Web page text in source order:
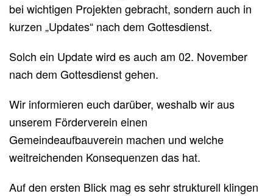
bei wichtigen Projekten gebracht, sondern auch in
kurzen „Updates“ nach dem Gottesdienst.
Solch ein Update wird es auch am 02. November
nach dem Gottesdienst gehen.
Wir informieren euch darüber, weshalb wir aus
unserem Förderverein einen
Gemeindeaufbauverein machen und welche
weitreichenden Konsequenzen das hat.
Auf den ersten Blick mag es sehr strukturell klingen